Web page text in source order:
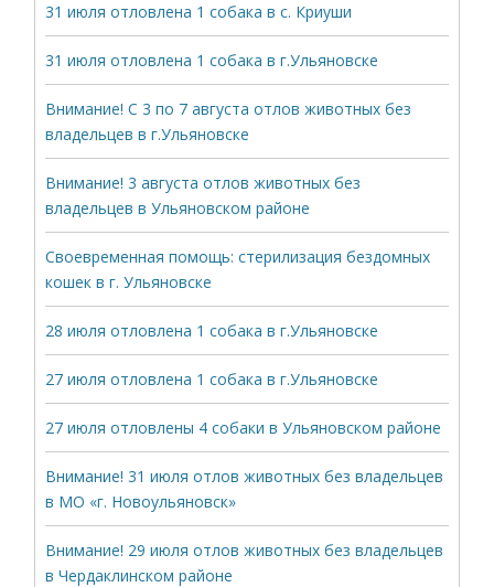
31 июля отловлена 1 собака в с. Криуши
31 июля отловлена 1 собака в г.Ульяновске
Внимание! С 3 по 7 августа отлов животных без
владельцев в г.Ульяновске
Внимание! 3 августа отлов животных без
владельцев в Ульяновском районе
Своевременная помощь: стерилизация бездомных
кошек в г. Ульяновске
28 июля отловлена 1 собака в г.Ульяновске
27 июля отловлена 1 собака в г.Ульяновске
27 июля отловлены 4 собаки в Ульяновском районе
Внимание! 31 июля отлов животных без владельцев
в МО «г. Новоульяновск»
Внимание! 29 июля отлов животных без владельцев
в Чердаклинском районе